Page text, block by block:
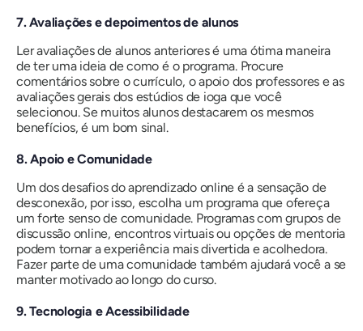
7. Avaliações e depoimentos de alunos
Ler avaliações de alunos anteriores é uma ótima maneira
de ter uma ideia de como é o programa. Procure
comentários sobre o currículo, o apoio dos professores e as
avaliações gerais dos estúdios de ioga que você
selecionou. Se muitos alunos destacarem os mesmos
benefícios, é um bom sinal.
8. Apoio e Comunidade
Um dos desafios do aprendizado online é a sensação de
desconexão, por isso, escolha um programa que ofereça
um forte senso de comunidade. Programas com grupos de
discussão online, encontros virtuais ou opções de mentoria
podem tornar a experiência mais divertida e acolhedora.
Fazer parte de uma comunidade também ajudará você a se
manter motivado ao longo do curso.
9. Tecnologia e Acessibilidade